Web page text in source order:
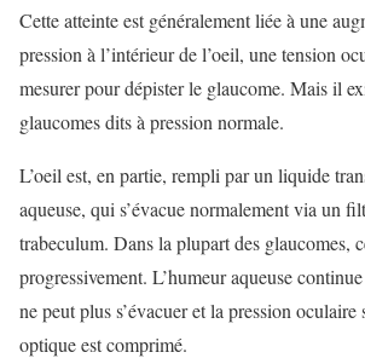
Cette atteinte est généralement liée à une
pression à l’intérieur de l’oeil, une tension
mesurer pour dépister le glaucome. Mais il
glaucomes dits à pression normale.
L’oeil est, en partie, rempli par un liquide
aqueuse, qui s’évacue normalement via un
trabeculum. Dans la plupart des glaucomes,
progressivement. L’humeur aqueuse
ne peut plus s’évacuer et la pression oculaire
optique est comprimé.